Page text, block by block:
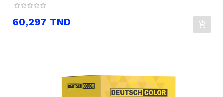
Prix
60,297 TND